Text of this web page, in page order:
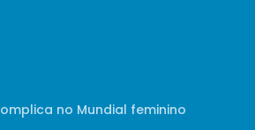
no Mundial feminino